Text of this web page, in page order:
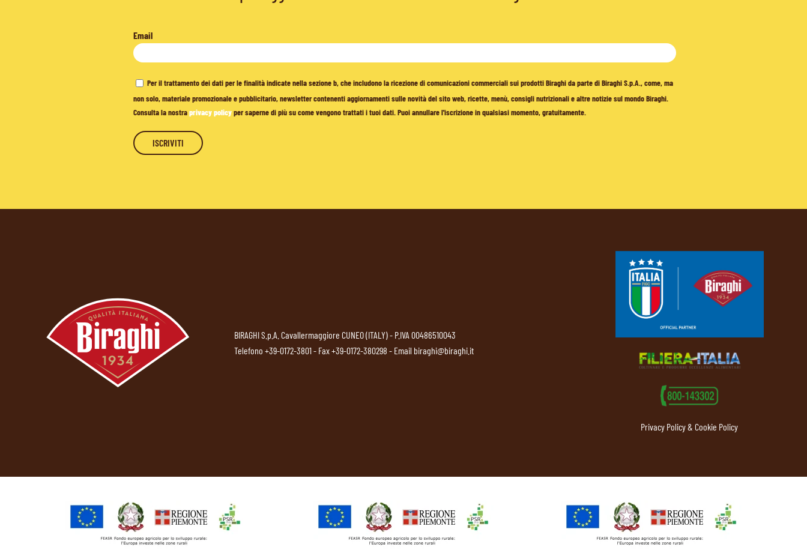
Email
Per il trattamento dei dati per le finalità indicate nella sezione b, che includono la ricezione di comunicazioni commerciali sui prodotti Biraghi da parte di Biraghi S.p.A., come, ma
non solo, materiale promozionale e pubblicitario, newsletter contenenti aggiornamenti sulle novità del sito web, ricette, menù, consigli nutrizionali e altre notizie sul mondo Biraghi.
Consulta la nostraprivacy policyper saperne di più su come vengono trattati i tuoi dati. Puoi annullare l'iscrizione in qualsiasi momento, gratuitamente.
BIRAGHI S.p.A. Cavallermaggiore CUNEO (ITALY) - P.IVA 00486510043
Telefono +39-0172-3801- Fax +39-0172-380298 - Email biraghi@biraghi.it
Privacy Policy & Cookie Policy